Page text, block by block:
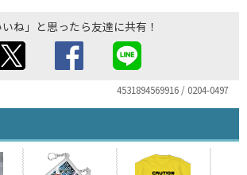
いね」と思ったら友達に共有！
4531894569916 / 0204-0497